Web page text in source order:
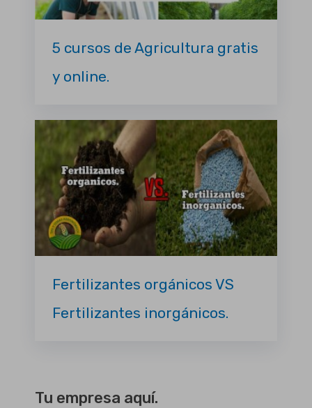
5 cursos de Agricultura gratis
y online.
Fertilizantes orgánicos VS
Fertilizantes inorgánicos.
Tu empresa aquí.